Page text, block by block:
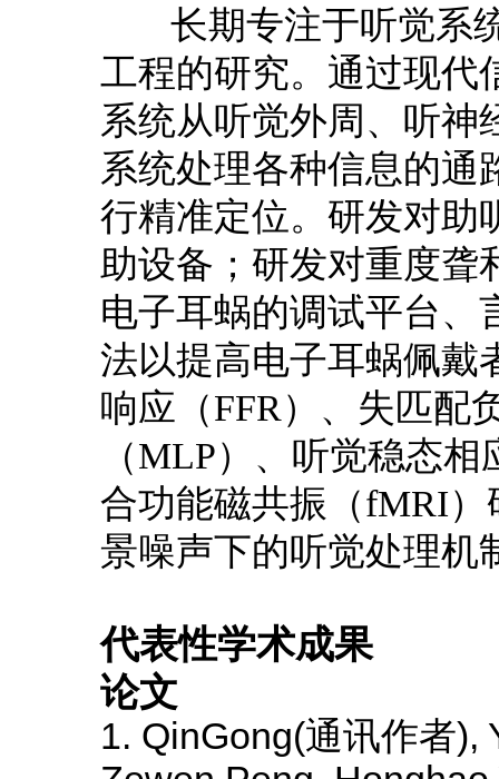
长期专注于听觉系统
工程的研究。通过现代
系统从听觉外周、听神
系统处理各种信息的通
行精准定位。研发对助
助设备；研发对重度聋
电子耳蜗的调试平台、
法以提高电子耳蜗佩戴
响应（FFR）、失匹配
（MLP）、听觉稳态
合功能磁共振（fMRI
景噪声下的听觉处理机
代表性学术成果
论文
1. QinGong(通讯作者),